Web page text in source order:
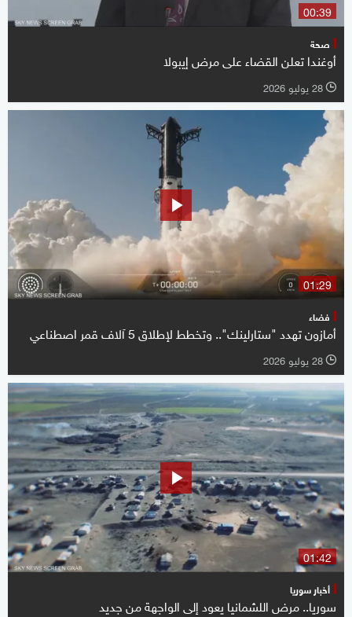
00:39
صحة
أوغندا تعلن القضاء على مرض إيبولا
l 28 يوليو 2026
01:29
فضاء
أمازون تهدد "ستارلينك".. وتخطط لإطلاق 5 آلاف قمر اصطناعي
l 28 يوليو 2026
01:42
أخبار سوريا
سوريا.. مرض اللشمانيا يعود إلى الواجهة من جديد